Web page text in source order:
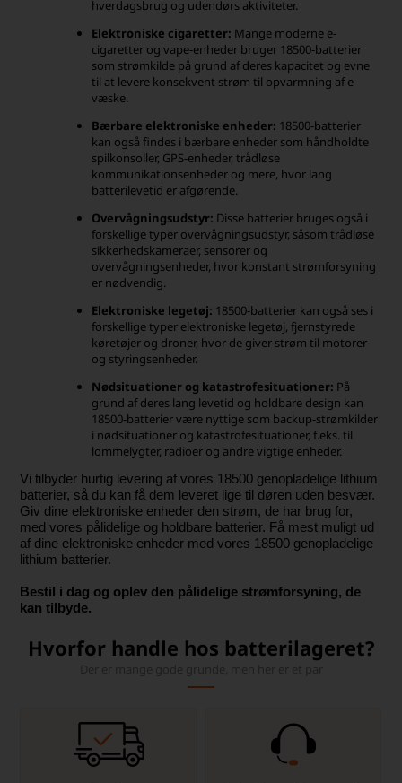
hverdagsbrug og udendørs aktiviteter.
Elektroniske cigaretter: Mange moderne e-
cigaretter og vape-enheder bruger 18500-batterier
som strømkilde på grund af deres kapacitet og evne
til at levere konsekvent strøm til opvarmning af e-
væske.
Bærbare elektroniske enheder: 18500-batterier
kan også findes i bærbare enheder som håndholdte
spilkonsoller, GPS-enheder, trådløse
kommunikationsenheder og mere, hvor lang
batterilevetid er afgørende.
Overvågningsudstyr: Disse batterier bruges også i
forskellige typer overvågningsudstyr, såsom trådløse
sikkerhedskameraer, sensorer og
overvågningsenheder, hvor konstant strømforsyning
er nødvendig.
Elektroniske legetøj: 18500-batterier kan også ses i
forskellige typer elektroniske legetøj, fjernstyrede
køretøjer og droner, hvor de giver strøm til motorer
og styringsenheder.
Nødsituationer og katastrofesituationer: På
grund af deres lang levetid og holdbare design kan
18500-batterier være nyttige som backup-strømkilder
i nødsituationer og katastrofesituationer, f.eks. til
lommelygter, radioer og andre vigtige enheder.
Vi tilbyder hurtig levering af vores 18500 genopladelige lithium
batterier, så du kan få dem leveret lige til døren uden besvær.
Giv dine elektroniske enheder den strøm, de har brug for,
med vores pålidelige og holdbare batterier. Få mest muligt ud
af dine elektroniske enheder med vores 18500 genopladelige
lithium batterier.
Bestil i dag og oplev den pålidelige strømforsyning, de
kan tilbyde.
Hvorfor handle hos batterilageret?